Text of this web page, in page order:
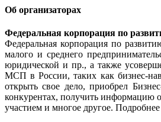
Об организаторах
Федеральная корпорация по
Федеральная корпорация по
малого и среднего
юридической и пр., а также
МСП в России, таких как бизнес-
открыть свое дело, приобрел
конкурентах, получить информацию
участием и многое другое.